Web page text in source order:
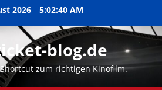
2026 5:02:41 AM
blog.de
zum richtigen Kinofilm.